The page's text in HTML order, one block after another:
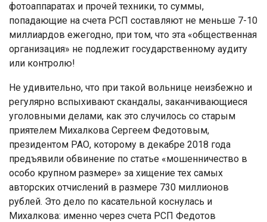
фотоаппаратах и прочей техники, то суммы,
попадающие на счета РСП составляют не меньше 7-10
миллиардов ежегодно, при том, что эта «общественная
организация» не подлежит государственному аудиту
или контролю!
Не удивительно, что при такой вольнице неизбежно и
регулярно вспыхивают скандалы, заканчивающиеся
уголовными делами, как это случилось со старым
приятелем Михалкова Сергеем Федотовым,
президентом РАО, которому в декабре 2018 года
предъявили обвинение по статье «мошенничество в
особо крупном размере» за хищение тех самых
авторских отчислений в размере 730 миллионов
рублей. Это дело по касательной коснулась и
Михалкова: именно через счета РСП Федотов